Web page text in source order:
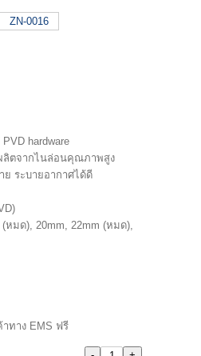
hardware
ลิตจากไนล่อนคุณภาพสูง
ย ระบายอากาศได้ดี
หมด), 20mm, 22mm (หมด),
ทาง EMS ฟรี